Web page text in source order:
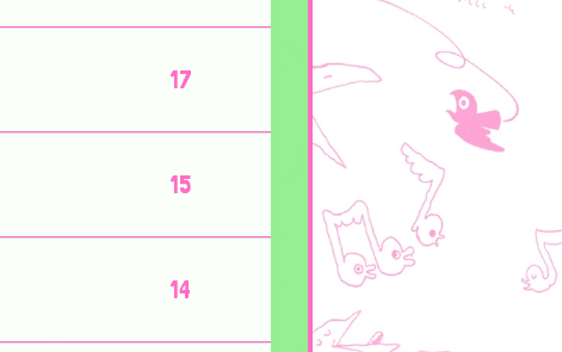
17
15
14